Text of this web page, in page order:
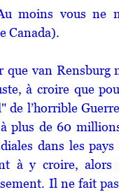
moins vous ne
Canada).
que van Rensburg
à croire que
de l’horrible
plus de 60
dans les pays
à y croire,
Il ne fait